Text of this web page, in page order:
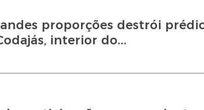
proporções destrói
interior do...